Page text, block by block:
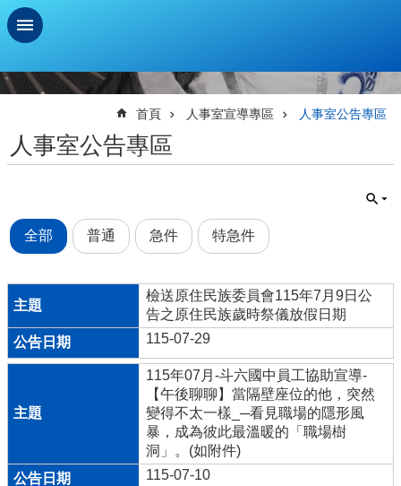
跳到主要內容區塊
學
助
測
驗
生
資
訊
及
量
管
辦
法
首頁 人事室宣導專區 人事室公告專區
人事室公告專區
全部 普通 急件 特急件
檢送原住民族委員會115年7月9日公
告之原住民族歲時祭儀放假日期
115-07-29
115年07月-斗六國中員工協助宣導-
【午後聊聊】當隔壁座位的他，突然
變得不太一樣_─看見職場的隱形風
暴，成為彼此最溫暖的「職場樹
洞」。(如附件)
115-07-10